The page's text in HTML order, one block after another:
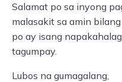
Salamat po sa inyong
malasakit sa amin
po ay isang
tagumpay.
Lubos na gumagalang,